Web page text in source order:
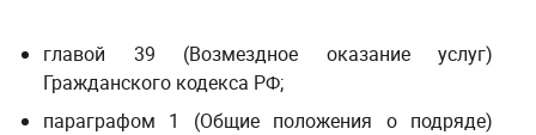
главой 39 (Возмездное оказание услуг)
Гражданского кодекса РФ;
параграфом 1 (Общие положения о подряде)